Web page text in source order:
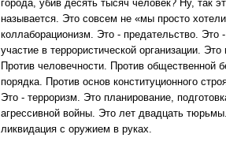
города, убив десять тысяч человек? Ну, так
называется. Это совсем не «мы просто
коллаборационизм. Это - предательство. Это
участие в террористической организации.
Против человечности. Против общественной
порядка. Против основ конституционного
Это - терроризм. Это планирование,
агрессивной войны. Это лет двадцать
ликвидация с оружием в руках.